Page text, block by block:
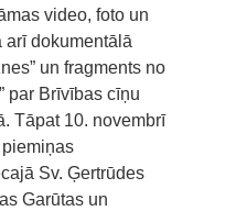
video, foto un
arī dokumentālā
un fragments no
par Brīvības cīņu
Tāpat 10. novembrī
Sv. Ģertrūdes
Garūtas un